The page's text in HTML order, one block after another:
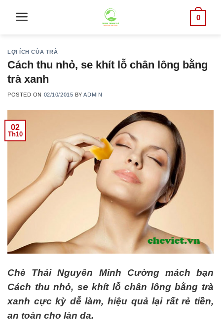
0
LỢI ÍCH CỦA TRÀ
Cách thu nhỏ, se khít lỗ chân lông bằng
trà xanh
POSTED ON 02/10/2015 BYADMIN
02
Th10
Chè Thái Nguyên Minh Cường mách bạn
Cách thu nhỏ, se khít lỗ chân lông bằng trà
xanh cực kỳ dễ làm, hiệu quả lại rất rẻ tiền,
an toàn cho làn da.